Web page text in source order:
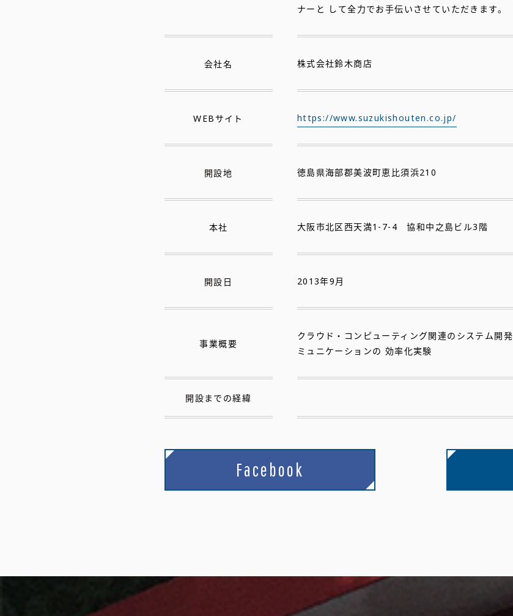
ナーと して全力でお手伝いさせていただきます。
会社名 株式会社鈴木商店
WEBサイト https://www.suzukishouten.co.jp/
開設地 徳島県海部郡美波町恵比須浜210
本社 大阪市北区西天満1-7-4 協和中之島ビル3階
開設日 2013年9月
事業概要
クラウド・コンピューティング関連のシステム開
ミュニケーションの 効率化実験
開設までの経緯
Facebook